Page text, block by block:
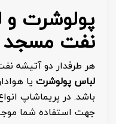
پولوشرت و
نفت مسجد
هر طرفدار دو آتیشه
لباس پولوشرت یا
باشد. در پریماشاپ
جهت استفاده شما